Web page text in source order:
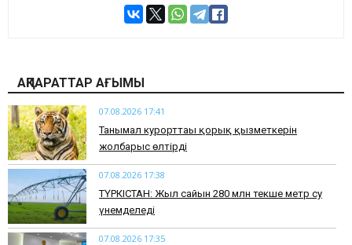
АҚПАРАТТАР АҒЫМЫ
07.08.2026 17:41
​Танымал курорттағы қорық қызметкерін
жолбарыс өлтірді
07.08.2026 17:38
ТҮРКІСТАН: Жыл сайын 280 млн текше метр су
үнемделеді
07.08.2026 17:35